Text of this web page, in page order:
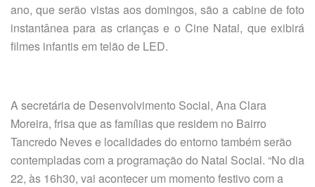
ano, que serão vistas aos domingos, são a cabine de foto
instantânea para as crianças e o Cine Natal, que exibirá
filmes infantis em telão de LED.
A secretária de Desenvolvimento Social, Ana Clara
Moreira, frisa que as famílias que residem no Bairro
Tancredo Neves e localidades do entorno também serão
contempladas com a programação do Natal Social. “No dia
22, às 16h30, vai acontecer um momento festivo com a